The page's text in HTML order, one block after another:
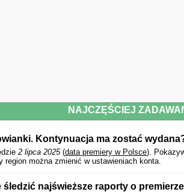
poszukiwań."
Katarzyna Hnat,
Powyższy opis
NAJCZĘŚCIEJ
Kontynuacja ma zostać
2 lipca 2025(data premiery w Polsce).
region można zmienić w ustawieniach konta.
najświeższe raporty o